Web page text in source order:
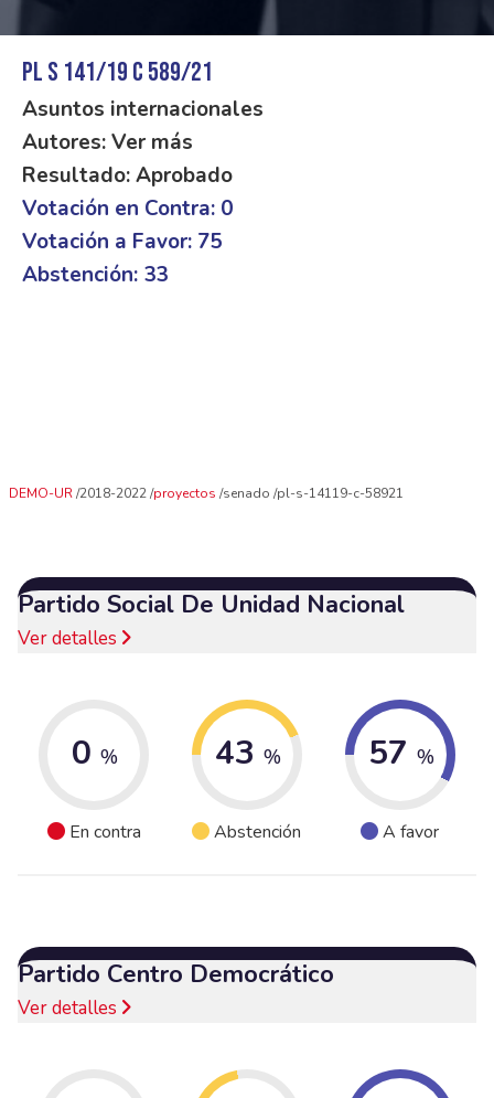
PL S 141/19 C 589/21
Asuntos internacionales
Autores: Ver más
Resultado: Aprobado
Votación en Contra: 0
Votación a Favor: 75
Abstención: 33
DEMO-UR 2018-2022 proyectos senado pl-s-14119-c-58921
Partido Social De Unidad Nacional
Ver detalles
0 %
En contra
43 %
Abstención
57 %
A favor
Partido Centro Democrático
Ver detalles